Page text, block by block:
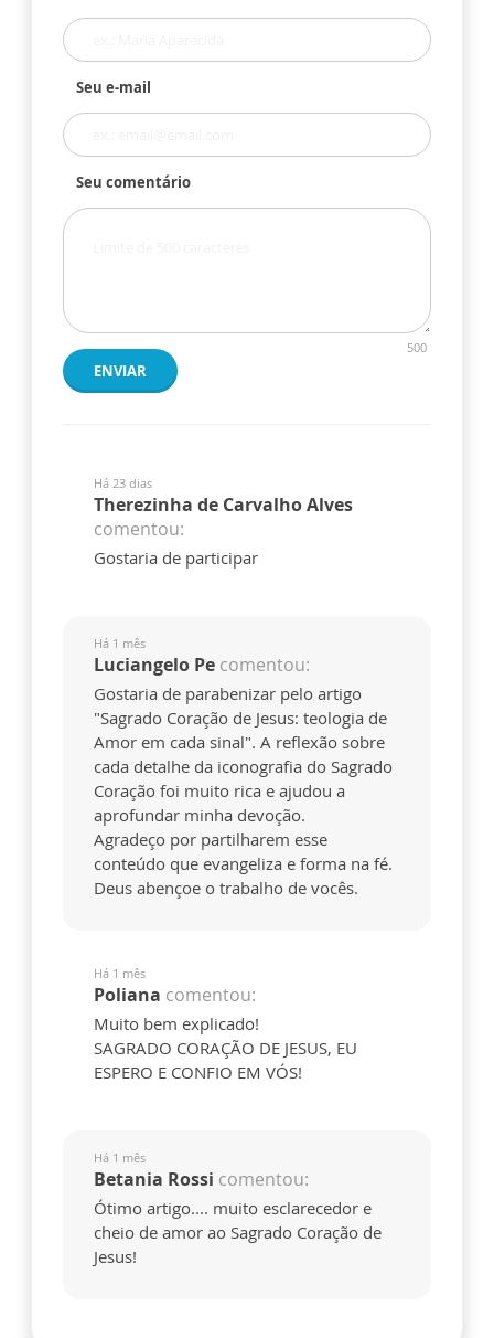
Seu e-mail
Seu comentário
500
ENVIAR
Há 23 dias
Therezinha de Carvalho Alves
comentou:
Gostaria de participar
Há 1 mês
Luciangelo Pe comentou:
Gostaria de parabenizar pelo artigo
"Sagrado Coração de Jesus: teologia de
Amor em cada sinal". A reflexão sobre
cada detalhe da iconografia do Sagrado
Coração foi muito rica e ajudou a
aprofundar minha devoção.
Agradeço por partilharem esse
conteúdo que evangeliza e forma na fé.
Deus abençoe o trabalho de vocês.
Há 1 mês
Poliana comentou:
Muito bem explicado!
SAGRADO CORAÇÃO DE JESUS, EU
ESPERO E CONFIO EM VÓS!
Há 1 mês
Betania Rossi comentou:
Ótimo artigo.... muito esclarecedor e
cheio de amor ao Sagrado Coração de
Jesus!